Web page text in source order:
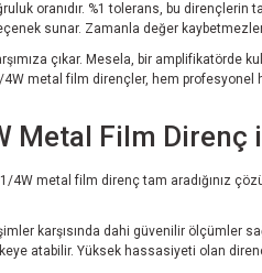
oranıdır. %1 tolerans, bu dirençlerin
sunar. Zamanla değer
çıkar. Mesela, bir
metal film dirençler, hem
Metal Film
4W metal film direnç tam aradığınız
karşısında dahi güvenilir ölçümler
atabilir. Yüksek hassasiyeti olan